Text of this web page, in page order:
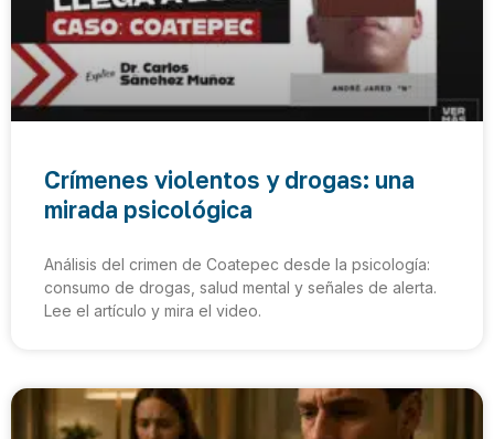
Crímenes violentos y drogas: una
mirada psicológica
Análisis del crimen de Coatepec desde la psicología:
consumo de drogas, salud mental y señales de alerta.
Lee el artículo y mira el video.